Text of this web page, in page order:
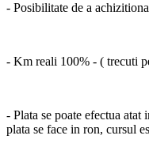
- Posibilitate de a
- Km reali 100% - ( trecuti
- Plata se poate efectua
plata se face in ron, cursul